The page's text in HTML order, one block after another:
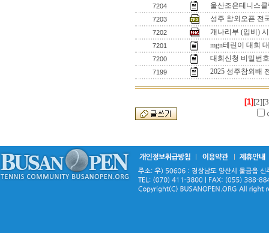
7204 울산조은테니스
7203 성주 참외오픈 전
7202 개나리부 (입비)
7201 mgn테린이 대회
7200 대회신청 비밀번호
7199 2025 성주참외배
[1] [2]